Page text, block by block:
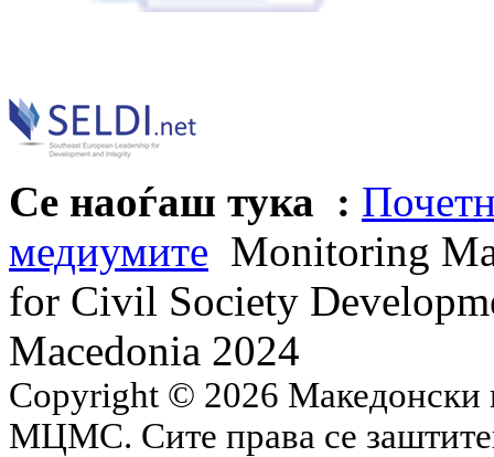
Се наоѓаш тука :
медиумите Monitoring
for Civil Society
Macedonia 2024
Copyright © 2026 Македонски
МЦМС. Сите права се